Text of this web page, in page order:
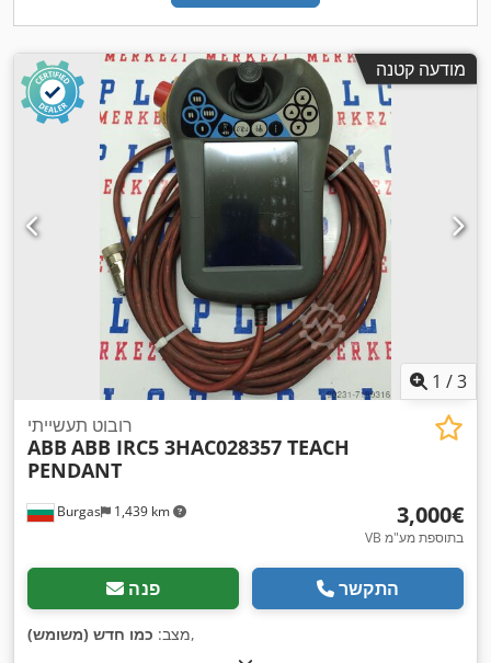
מודעה קטנה
1 /3
Burgas 1,439 km
רובוט תעשייתי
ABB ABB IRC5 3HAC028357 TEACH
PENDANT
‏3,000 ‏€
VB בתוספת מע"מ
פנה התקשר
מצב: כמו חדש (משומש) ,